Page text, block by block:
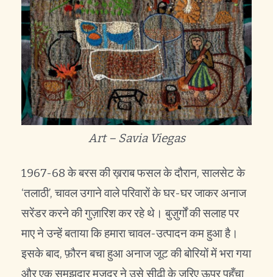
Art – Savia Viegas
1967-68 के बरस की ख़राब फसल के दौरान, सालसेट के
‘तलाठी’, चावल उगाने वाले परिवारों के घर-घर जाकर अनाज
सरेंडर करने की गुज़ारिश कर रहे थे। बुज़ुर्गों की सलाह पर
माए ने उन्हें बताया कि हमारा चावल-उत्पादन कम हुआ है।
इसके बाद, फ़ौरन बचा हुआ अनाज जूट की बोरियों में भरा गया
और एक समझदार मज़दूर ने उसे सीढ़ी के ज़रिए ऊपर पहुँचा